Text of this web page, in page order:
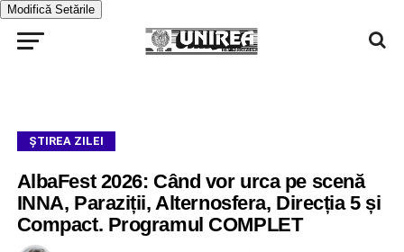
Modifică Setările
ŞTIREA ZILEI
AlbaFest 2026: Când vor urca pe scenă
INNA, Paraziții, Alternosfera, Direcția 5 și
Compact. Programul COMPLET